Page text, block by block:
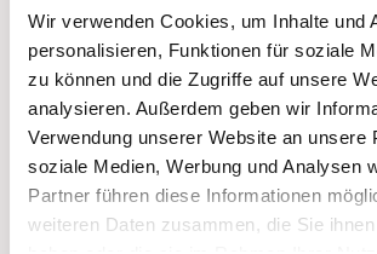
Wir verwenden Cookies, um Inhalte und
personalisieren, Funktionen für soziale
zu können und die Zugriffe auf unsere
analysieren. Außerdem geben wir
Verwendung unserer Website an unsere
soziale Medien, Werbung und Analysen
Partner führen diese Informationen
weiteren Daten zusammen, die Sie
einfach dabei zu bleiben - mit der
am Chorsingen!
Herzlich willkommen!Anmeldung
an: miller(at)paulus-lichterfelde.de
Hier mehr zum Singkreis